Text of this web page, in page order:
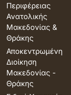
Περιφέρειας
Ανατολικής
Μακεδονίας &
Θράκης
Αποκεντρωμένη
Διοίκηση
Μακεδονίας -
Θράκης